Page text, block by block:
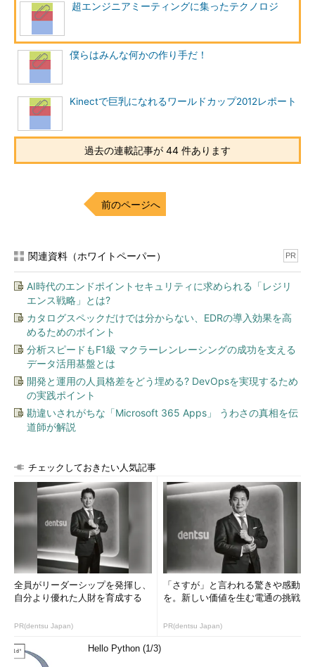
超エンジニアミーティングに集ったテクノロジ
僕らはみんな何かの作り手だ！
Kinectで巨乳になれるワールドカップ2012レポート
過去の連載記事が 44 件あります
前のページへ
関連資料（ホワイトペーパー） PR
AI時代のエンドポイントセキュリティに求められる「レジリ
エンス戦略」とは?
カタログスペックだけでは分からない、EDRの導入効果を高
めるためのポイント
分析スピードもF1級 マクラーレンレーシングの成功を支える
データ活用基盤とは
開発と運用の人員格差をどう埋める? DevOpsを実現するため
の実践ポイント
勘違いされがちな「Microsoft 365 Apps」 うわさの真相を伝
道師が解説
チェックしておきたい人気記事
全員がリーダーシップを発揮し、
自分より優れた人財を育成する
PR(dentsu Japan)
「さすが」と言われる驚きや感動
を。新しい価値を生む電通の挑戦
PR(dentsu Japan)
Hello Python (1/3)